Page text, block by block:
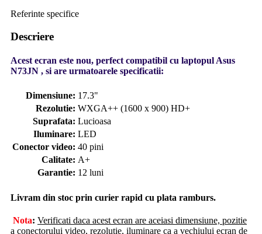
Referinte specifice
Descriere
Acest ecran este nou, perfect compatibil cu laptopul Asus
N73JN , si are urmatoarele specificatii:
Dimensiune: 17.3"
Rezolutie: WXGA++ (1600 x 900) HD+
Suprafata: Lucioasa
Iluminare: LED
Conector video: 40 pini
Calitate: A+
Garantie: 12 luni
Livram din stoc prin curier rapid cu plata ramburs.
Nota: Verificati daca acest ecran are aceiasi dimensiune, pozitie
a conectorului video, rezolutie, iluminare ca a vechiului ecran de